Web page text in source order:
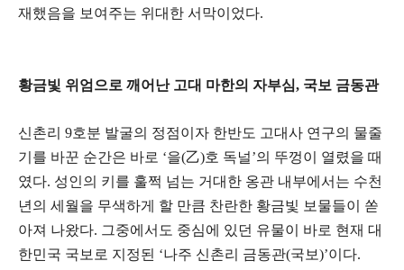
재했음을 보여주는 위대한 서막이었다.
황금빛 위엄으로 깨어난 고대 마한의 자부심, 국보 금동관
​신촌리 9호분 발굴의 정점이자 한반도 고대사 연구의 물줄
기를 바꾼 순간은 바로 ‘을(乙)호 독널’의 뚜껑이 열렸을 때
였다. 성인의 키를 훌쩍 넘는 거대한 옹관 내부에서는 수천
년의 세월을 무색하게 할 만큼 찬란한 황금빛 보물들이 쏟
아져 나왔다. 그중에서도 중심에 있던 유물이 바로 현재 대
한민국 국보로 지정된 ‘나주 신촌리 금동관(국보)’이다.